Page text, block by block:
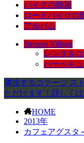
バイクの部屋
ロードバイクの
アルバム
Stropen Village
レンタル
バーベキ
隣接するコテージ ス
ただけます！詳しく
HOME
2013年
カフェアグスタ